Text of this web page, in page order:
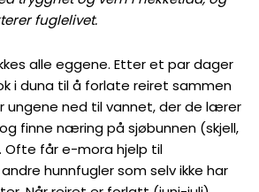
fuglelivet.
alle eggene. Etter et par dager
i duna til å forlate reiret sammen
ungene ned til vannet, der de lærer
finne næring på sjøbunnen (skjell,
Ofte får e-mora hjelp til
hunnfugler som selv ikke har